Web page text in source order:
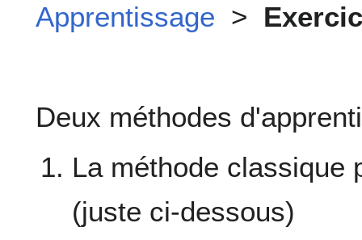
Apprentissage >
Deux méthodes
La méthode classique
(juste ci-dessous)